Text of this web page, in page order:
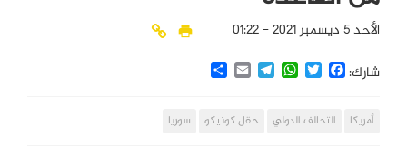
الأحد 5 ديسمبر 2021 - 01:22
شارك:
Facebook
Twitter
WhatsApp
Telegram
Email
Share
أمريكا التحالف الدولي حقل كونيكو سوريا